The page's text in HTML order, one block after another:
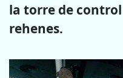
la torre de
rehenes.